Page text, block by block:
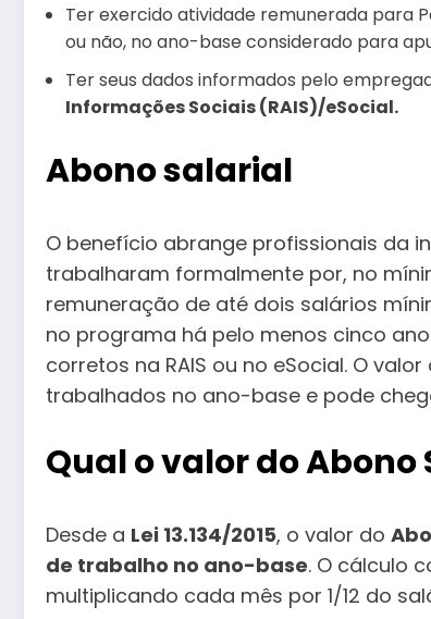
Ter exercido atividade remunerada para
ou não, no ano-base considerado para
Ter seus dados informados pelo
Informações Sociais (RAIS)/eSocial.
Abono salarial
O benefício abrange profissionais da
trabalharam formalmente por, no
remuneração de até dois salários
no programa há pelo menos cinco
corretos na RAIS ou no eSocial. O
trabalhados no ano-base e pode
Qual o valor do Abono
Desde a Lei 13.134/2015, o valor do
de trabalho no ano-base. O cálculo
multiplicando cada mês por 1/12 do